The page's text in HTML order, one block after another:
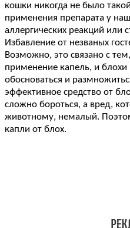
кошки никогда не было
применения препарата у
аллергических реакций или
Избавление от незваных
Возможно, это связано с
применение капель, и блохи
обосноваться и
эффективное средство от
сложно бороться, а вред,
животному, немалый.
капли от блох.